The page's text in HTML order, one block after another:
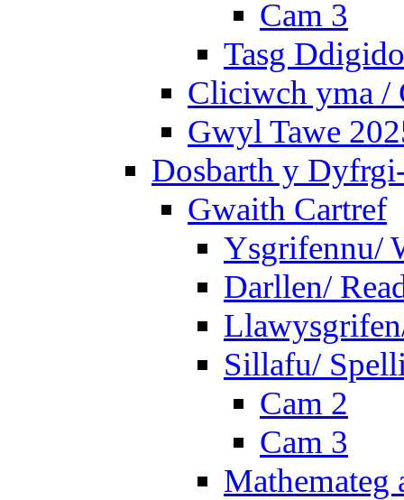
Cam 3
Tasg
Cliciwch yma /
Gwyl Tawe
Dosbarth y
Gwaith Cartref
Ysgrifennu/
Darllen/
Sillafu/
Cam 2
Cam 3
Mathemateg